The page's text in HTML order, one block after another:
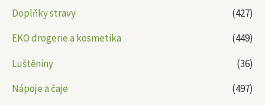
Doplňky stravy
(427)
EKO drogerie a kosmetika
(449)
Luštěniny
(36)
Nápoje a čaje
(497)